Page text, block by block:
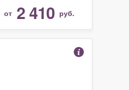
от 2 410 руб.